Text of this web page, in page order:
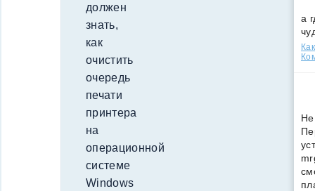
должен
знать,
как
очистить
очередь
печати
принтера
на
операционной
системе
Windows
а
Не